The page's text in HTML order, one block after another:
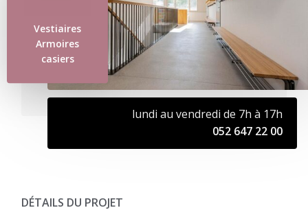
Vestiaires
Armoires
casiers
lundi au vendredi de 7h à 17h
052 647 22 00
DÉTAILS DU PROJET